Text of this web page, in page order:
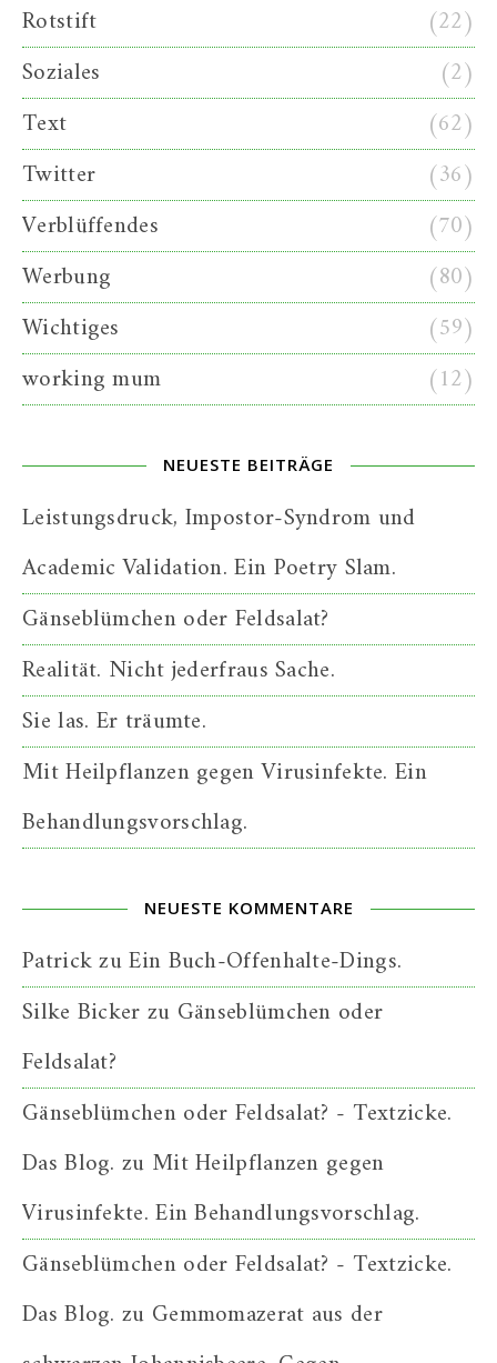
Rotstift
(22)
Soziales
(2)
Text
(62)
Twitter
(36)
Verblüffendes
(70)
Werbung
(80)
Wichtiges
(59)
working mum
(12)
NEUESTE BEITRÄGE
Leistungsdruck, Impostor-Syndrom und
Academic Validation. Ein Poetry Slam.
Gänseblümchen oder Feldsalat?
Realität. Nicht jederfraus Sache.
Sie las. Er träumte.
Mit Heilpflanzen gegen Virusinfekte. Ein
Behandlungsvorschlag.
NEUESTE KOMMENTARE
PatrickzuEin Buch-Offenhalte-Dings.
Silke Bickerzu Gänseblümchen oder
Feldsalat?
Gänseblümchen oder Feldsalat? - Textzicke.
Das Blog. zu Mit Heilpflanzen gegen
Virusinfekte. Ein Behandlungsvorschlag.
Gänseblümchen oder Feldsalat? - Textzicke.
Das Blog. zu Gemmomazerat aus der